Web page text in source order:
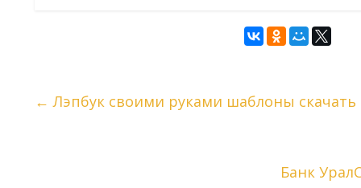
← Лэпбук своими руками шаблоны скачать
Банк